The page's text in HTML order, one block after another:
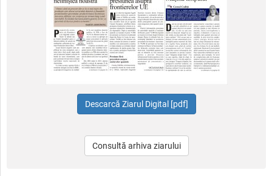
Consultă arhiva ziarului